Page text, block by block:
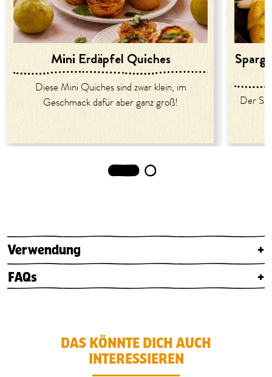
Mini Erdäpfel Quiches
Diese Mini Quiches sind zwar klein, im
Geschmack dafür aber ganz groß!
Der
1 2
Verwendung
+
FAQs
+
DAS KÖNNTE DICH AUCH
INTERESSIEREN